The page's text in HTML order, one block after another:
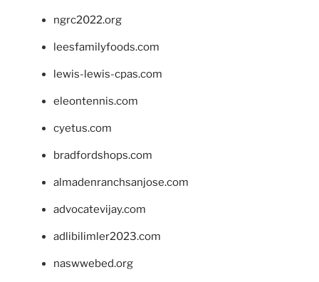
ngrc2022.org
leesfamilyfoods.com
lewis-lewis-cpas.com
eleontennis.com
cyetus.com
bradfordshops.com
almadenranchsanjose.com
advocatevijay.com
adlibilimler2023.com
naswwebed.org